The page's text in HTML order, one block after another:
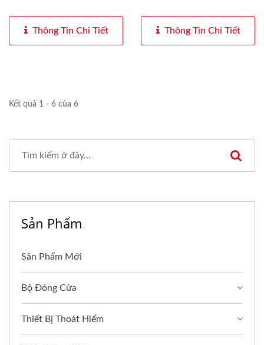
Thông Tin Chi Tiết Thông Tin Chi Tiết
Kết quả 1 - 6 của 6
Sản Phẩm
Sản Phẩm Mới
Bộ Đóng Cửa
Thiết Bị Thoát Hiểm